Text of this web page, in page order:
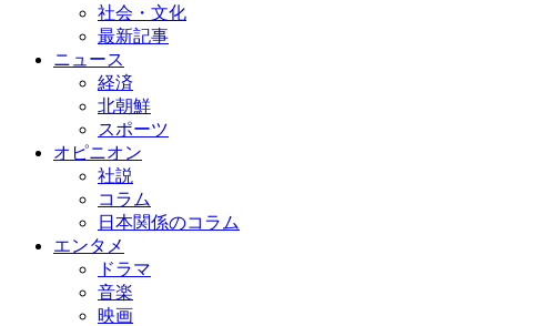
社会・文化
最新記事
ニュース
経済
北朝鮮
スポーツ
オピニオン
社説
コラム
日本関係のコラム
エンタメ
ドラマ
音楽
映画